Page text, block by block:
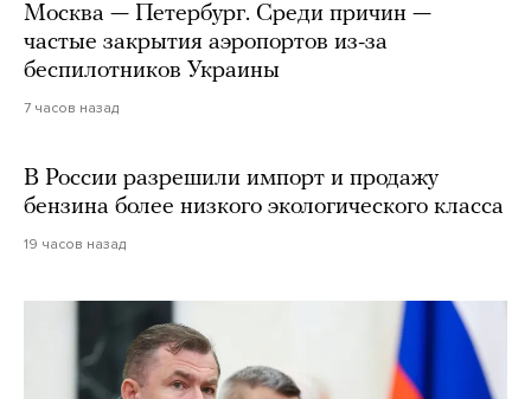
Москва — Петербург. Среди причин —
частые закрытия аэропортов из-за
беспилотников Украины
7 часов назад
В России разрешили импорт и продажу
бензина более низкого экологического класса
19 часов назад